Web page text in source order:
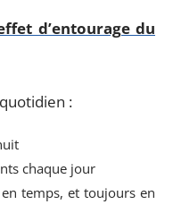
d’entourage du
:
chaque jour
temps, et toujours en